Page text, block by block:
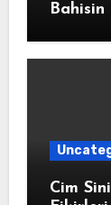
Cim